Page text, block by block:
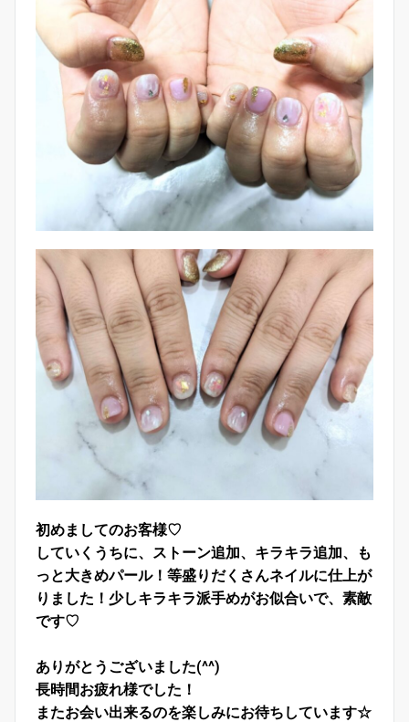
初めましてのお客様♡
していくうちに、ストーン追加、キラキラ追加、も
っと大きめパール！等盛りだくさんネイルに仕上が
りました！少しキラキラ派手めがお似合いで、素敵
です♡
ありがとうございました(^^)
長時間お疲れ様でした！
またお会い出来るのを楽しみにお待ちしています☆